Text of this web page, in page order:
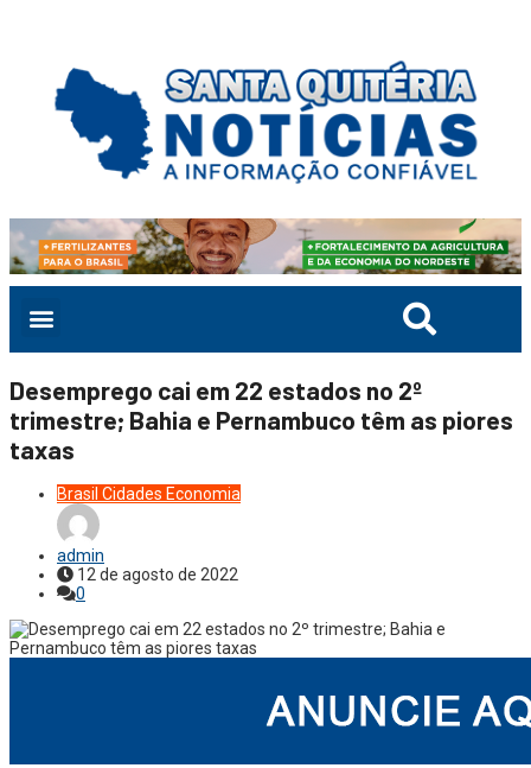
Desemprego cai em 22 estados no 2º
trimestre; Bahia e Pernambuco têm as piores
taxas
Brasil Cidades Economia
admin
12 de agosto de 2022
0